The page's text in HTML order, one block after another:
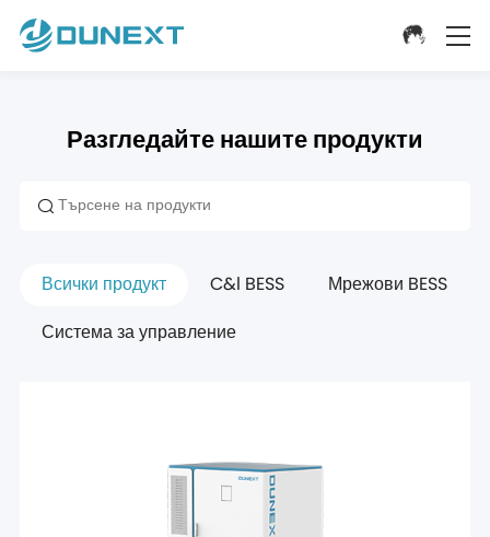
Разгледайте нашите продукти
Всички продукт C&l BESS Мрежови BESS
Система за управление